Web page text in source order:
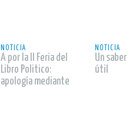
NOTICIA
A por la II Feria del
Libro Politico:
apología mediante
NOTICIA
Un
útil